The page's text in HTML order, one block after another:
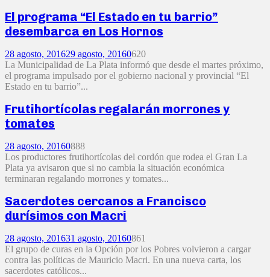
El programa “El Estado en tu barrio”
desembarca en Los Hornos
28 agosto, 201629 agosto, 20160620
La Municipalidad de La Plata informó que desde el martes próximo,
el programa impulsado por el gobierno nacional y provincial “El
Estado en tu barrio”...
Frutihortícolas regalarán morrones y
tomates
28 agosto, 20160888
Los productores frutihortícolas del cordón que rodea el Gran La
Plata ya avisaron que si no cambia la situación económica
terminaran regalando morrones y tomates...
Sacerdotes cercanos a Francisco
durísimos con Macri
28 agosto, 201631 agosto, 20160861
El grupo de curas en la Opción por los Pobres volvieron a cargar
contra las políticas de Mauricio Macri. En una nueva carta, los
sacerdotes católicos...